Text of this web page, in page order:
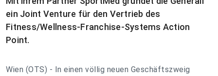
ein Joint Venture für den Vertrieb des
Fitness/Wellness-Franchise-Systems Action
Point.
Wien (OTS) - In einen völlig neuen Geschäftszweig